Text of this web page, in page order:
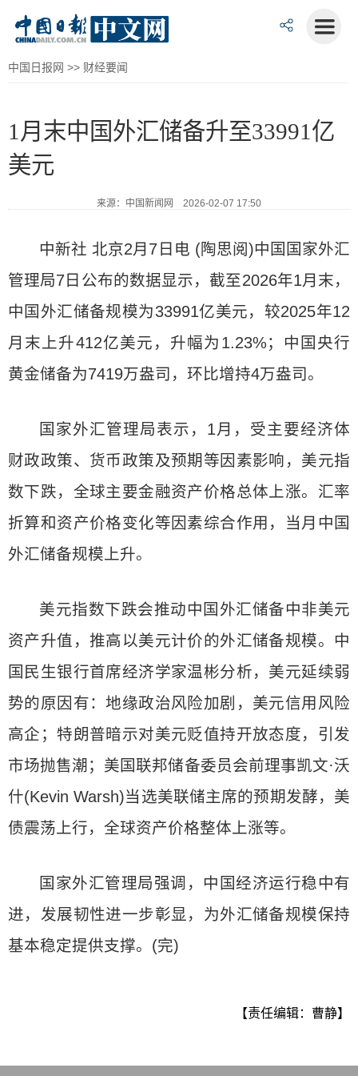
中国日报网 >> 财经要闻
1月末中国外汇储备升至33991亿
美元
来源：中国新闻网 2026-02-07 17:50
中新社 北京2月7日电 (陶思阅)中国国家外汇
管理局7日公布的数据显示，截至2026年1月末，
中国外汇储备规模为33991亿美元，较2025年12
月末上升412亿美元，升幅为1.23%；中国央行
黄金储备为7419万盎司，环比增持4万盎司。
国家外汇管理局表示，1月，受主要经济体
财政政策、货币政策及预期等因素影响，美元指
数下跌，全球主要金融资产价格总体上涨。汇率
折算和资产价格变化等因素综合作用，当月中国
外汇储备规模上升。
美元指数下跌会推动中国外汇储备中非美元
资产升值，推高以美元计价的外汇储备规模。中
国民生银行首席经济学家温彬分析，美元延续弱
势的原因有：地缘政治风险加剧，美元信用风险
高企；特朗普暗示对美元贬值持开放态度，引发
市场抛售潮；美国联邦储备委员会前理事凯文·沃
什(Kevin Warsh)当选美联储主席的预期发酵，美
债震荡上行，全球资产价格整体上涨等。
国家外汇管理局强调，中国经济运行稳中有
进，发展韧性进一步彰显，为外汇储备规模保持
基本稳定提供支撑。(完)
【责任编辑：曹静】